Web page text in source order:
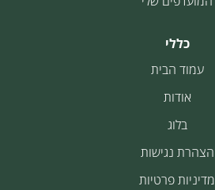
כללי
עמוד הבית
אודות
בלוג
הצהרת נגישות
מדיניות פרטיות